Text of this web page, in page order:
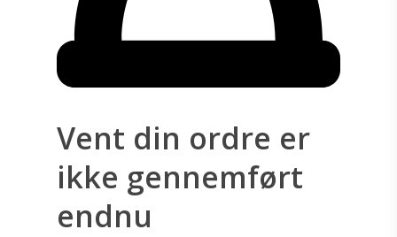
Vent din ordre er
ikke gennemført
endnu